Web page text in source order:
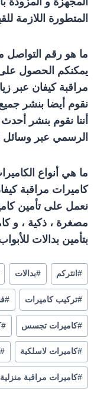
المتطورة اللازمة
ما هو رقم التواصل
يمكنكم الحصول
مراقبة كيفان عبر
نقوم أيضا بنشر جميع
أننا نقوم بنشر
الرسمي عبر وسائل
ما هي أنواع
كاميرات مراقبة
نعمل على تأمين
مصغرة ، ذكية ، و
بتأمين بدالات
#انتركم #بدالات
#تركيب كاميرات #
#كاميرات تجسس #
#كاميرات لاسلكية #
#كاميرات مراقبة منزلية